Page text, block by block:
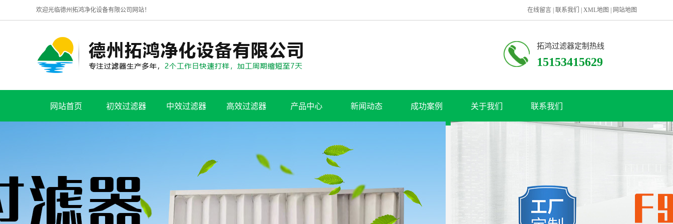
欢迎光临德州拓鸿净化设备有限公司网站！ 在线留言 联系我们 XML地图 网站地图
拓鸿过滤器定制热线
15153415629
网站首页 初效过滤器 中效过滤器 高效过滤器 产品中心 新闻动态 成功案例 关于我们 联系我们